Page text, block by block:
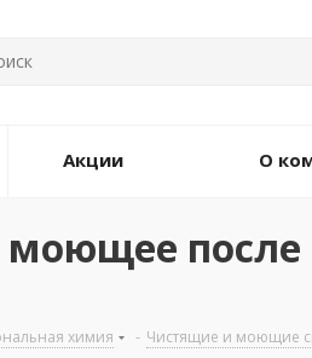
Акции О
после
химия - Чистящие и моющие